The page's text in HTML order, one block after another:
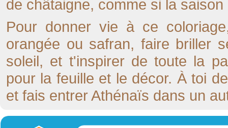
de châtaigne, comme si la
Pour donner vie à ce
orangée ou safran, faire briller
soleil, et t'inspirer de toute la
pour la feuille et le décor. À toi
et fais entrer Athénaïs dans un